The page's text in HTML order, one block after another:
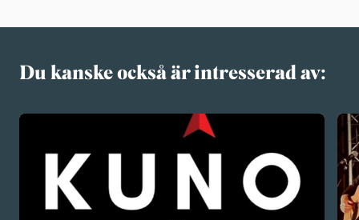
Du kanske också är intresserad av: